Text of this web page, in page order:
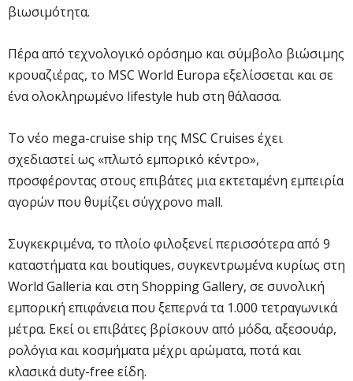
βιωσιμότητα.
Πέρα από τεχνολογικό ορόσημο και σύμβολο βιώσιμης
κρουαζιέρας, το MSC World Europa εξελίσσεται και σε
ένα ολοκληρωμένο lifestyle hub στη θάλασσα.
Το νέο mega-cruise ship της MSC Cruises έχει
σχεδιαστεί ως «πλωτό εμπορικό κέντρο»,
προσφέροντας στους επιβάτες μια εκτεταμένη εμπειρία
αγορών που θυμίζει σύγχρονο mall.
Συγκεκριμένα, το πλοίο φιλοξενεί περισσότερα από 9
καταστήματα και boutiques, συγκεντρωμένα κυρίως στη
World Galleria και στη Shopping Gallery, σε συνολική
εμπορική επιφάνεια που ξεπερνά τα 1.000 τετραγωνικά
μέτρα. Εκεί οι επιβάτες βρίσκουν από μόδα, αξεσουάρ,
ρολόγια και κοσμήματα μέχρι αρώματα, ποτά και
κλασικά duty-free είδη.